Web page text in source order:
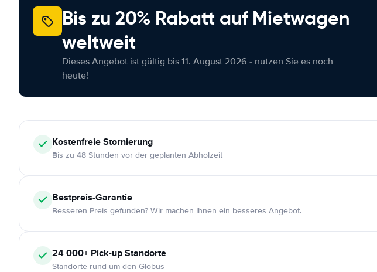
Bis zu 20% Rabatt auf Mietwagen
weltweit
Dieses Angebot ist gültig bis 11. August 2026 - nutzen Sie es noch
heute!
KostenfreieStornierung
Bis zu 48 Stunden vor der geplanten Abholzeit
Bestpreis-Garantie
Besseren Preis gefunden? Wir machen Ihnen ein besseres Angebot.
24 000+ Pick-up Standorte
Standorte rund um den Globus